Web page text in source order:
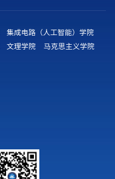
集成电路（人工智能）学院
文理学院
马克思主义学院